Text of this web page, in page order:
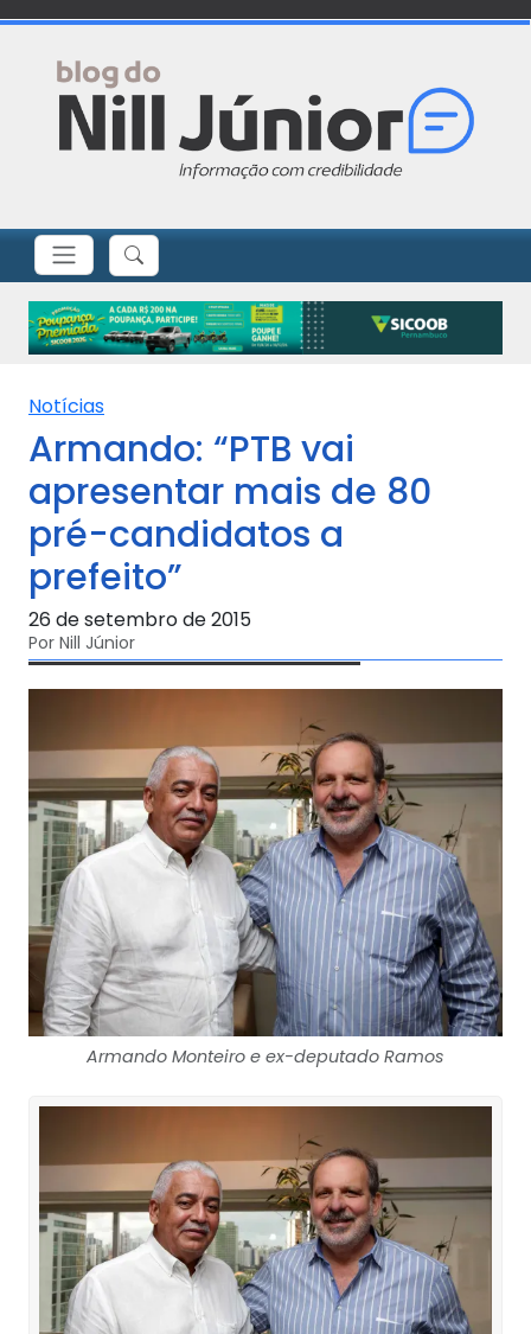
Notícias
Armando: “PTB vai
apresentar mais de 80
pré-candidatos a
prefeito”
26 de setembro de 2015
Por Nill Júnior
Armando Monteiro e ex-deputado Ramos